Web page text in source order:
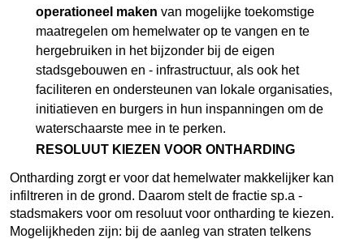
operationeel maken van mogelijke toekomstige
maatregelen om hemelwater op te vangen en te
hergebruiken in het bijzonder bij de eigen
stadsgebouwen en - infrastructuur, als ook het
faciliteren en ondersteunen van lokale organisaties,
initiatieven en burgers in hun inspanningen om de
waterschaarste mee in te perken.
RESOLUUT KIEZEN VOOR ONTHARDING
Ontharding zorgt er voor dat hemelwater makkelijker kan
infiltreren in de grond. Daarom stelt de fractie sp.a -
stadsmakers voor om resoluut voor ontharding te kiezen.
Mogelijkheden zijn: bij de aanleg van straten telkens